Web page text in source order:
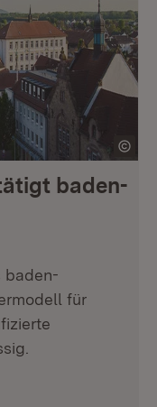
baden-
baden-
für